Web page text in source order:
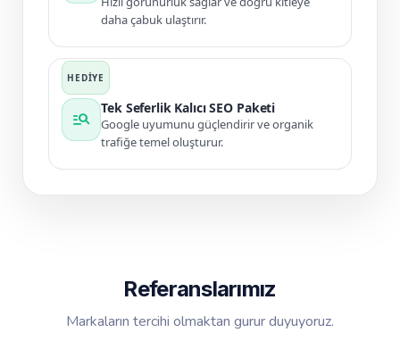
daha çabuk ulaştırır.
manage_search
Tek Seferlik Kalıcı SEO Paketi
Google uyumunu güçlendirir ve organik
trafiğe temel oluşturur.
Referanslarımız
Markaların tercihi olmaktan gurur duyuyoruz.